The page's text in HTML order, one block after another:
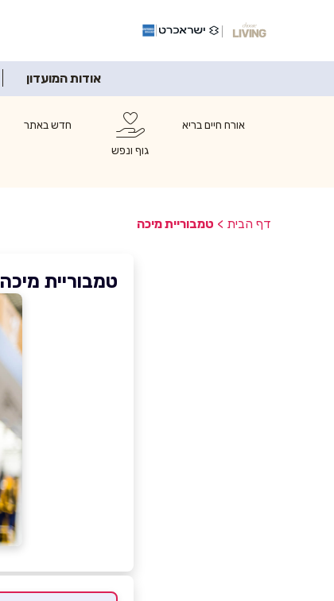
אודות המועדון
אורח חיים בריא
גוף ונפש
חדש באתר
דף הבית > טמבוריית מיכה
טמבוריית מיכה